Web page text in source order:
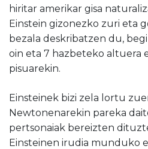
hiritar amerikar gisa
Einstein gizonezko zuri eta
bezala deskribatzen du,
oin eta 7 hazbeteko altuera
pisuarekin.
Einsteinek bizi zela lortu
Newtonenarekin pareka
pertsonaiak bereizten
Einsteinen irudia munduko